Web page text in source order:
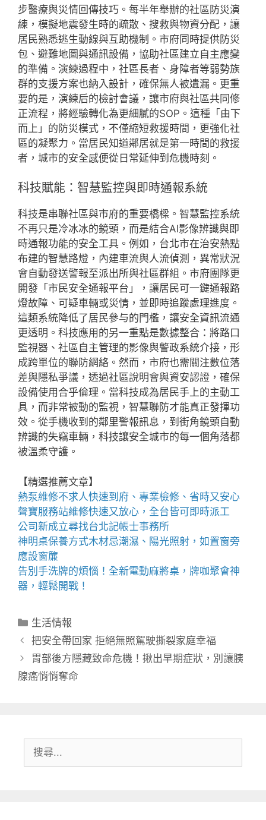
步醫療與災情回傳技巧。每半年舉辦的社區防災演
練，模擬地震發生時的疏散、搜救與物資分配，讓
居民熟悉逃生動線與互助機制。市府同時提供防災
包、避難地圖與通訊設備，協助社區建立自主應變
的準備。演練過程中，社區長者、身障者等弱勢族
群的支援方案也納入設計，確保無人被遺漏。更重
要的是，演練后的檢討會議，讓市府與社區共同修
正流程，將經驗轉化為更細膩的SOP。這種「由下
而上」的防災模式，不僅縮短救援時間，更強化社
區的凝聚力。當居民知道鄰居就是第一時間的救援
者，城市的安全感便從日常延伸到危機時刻。
科技賦能：智慧監控與即時通報系統
科技是串聯社區與市府的重要橋樑。智慧監控系統
不再只是冷冰冰的鏡頭，而是結合AI影像辨識與即
時通報功能的安全工具。例如，台北市在治安熱點
布建的智慧路燈，內建車流與人流偵測，異常狀況
會自動發送警報至派出所與社區群組。市府團隊更
開發「市民安全通報平台」，讓居民可一鍵通報路
燈故障、可疑車輛或災情，並即時追蹤處理進度。
這類系統降低了居民參与的門檻，讓安全資訊流通
更透明。科技應用的另一重點是數據整合：將路口
監視器、社區自主管理的影像與警政系統介接，形
成跨單位的聯防網絡。然而，市府也需關注數位落
差與隱私爭議，透過社區說明會與資安認證，確保
設備使用合乎倫理。當科技成為居民手上的主動工
具，而非常被動的監視，智慧聯防才能真正發揮功
效。從手機收到的鄰里警報訊息，到街角鏡頭自動
辨識的失竊車輛，科技讓安全城市的每一個角落都
被溫柔守護。
【精選推薦文章】
熱泵維修不求人快速到府、專業檢修、省時又安心
聲寶服務站維修快速又放心，全台皆可即時派工
公司新成立尋找台北記帳士事務所
神明桌保養方式木材忌潮濕、陽光照射，如置窗旁
應設窗簾
告別手洗牌的煩惱！全新電動麻將桌 ，牌咖聚會神
器，輕鬆開戰！
分
類
生活情報
把安全帶回家 拒絕無照駕駛撕裂家庭幸福
胃部後方隱藏致命危機！揪出早期症狀，別讓胰
腺癌悄悄奪命
尋: